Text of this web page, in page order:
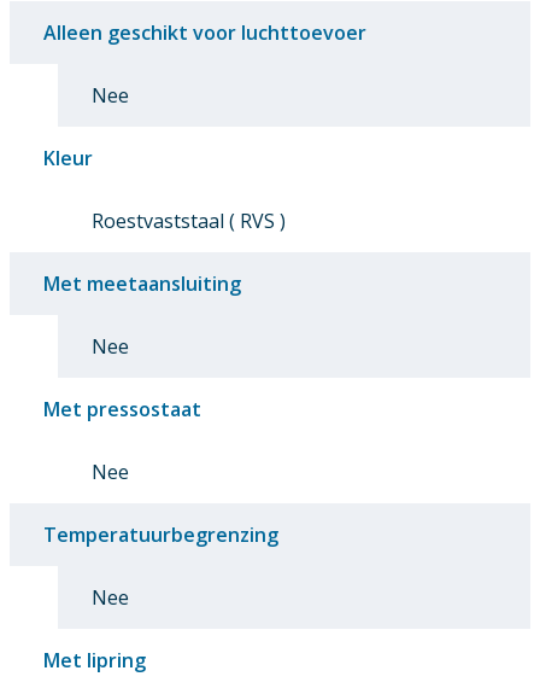
Alleen geschikt voor luchttoevoer
Nee
Kleur
Roestvaststaal ( RVS )
Met meetaansluiting
Nee
Met pressostaat
Nee
Temperatuurbegrenzing
Nee
Met lipring